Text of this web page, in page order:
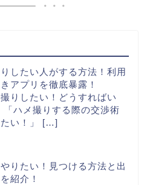
したい人がする方法！利用
アプリを徹底暴露！
撮りしたい！どうすればい
「ハメ撮りする際の交渉術
い！」 […]
りたい！見つける方法と出
紹介！